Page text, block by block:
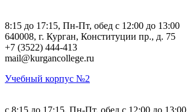
8:15 до 17:15, Пн-Пт, обед с 12:00 до 13:00
640008, г. Курган, Конституции пр., д. 75
+7 (3522) 444-413
mail@kurgancollege.ru
Учебный корпус №2
c 8:15 до 17:15, Пн-Пт, обед с 12:00 до 13:00